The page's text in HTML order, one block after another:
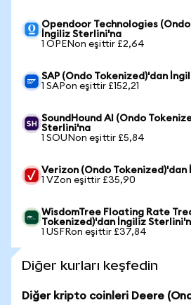
Opendoor Technologies
İngiliz Sterlini'na
1 OPENon eşittir £2,64
SAP (Ondo Tokenized)'dan
1 SAPon eşittir £152,21
SoundHound AI (Ondo
Sterlini'na
1 SOUNon eşittir £5,84
Verizon (Ondo
1 VZon eşittir £35,90
WisdomTree Floating Rate
Tokenized)'dan İngiliz
1 USFRon eşittir £37,84
Diğer kurları keşfedin
Diğer kripto coinleri Deere